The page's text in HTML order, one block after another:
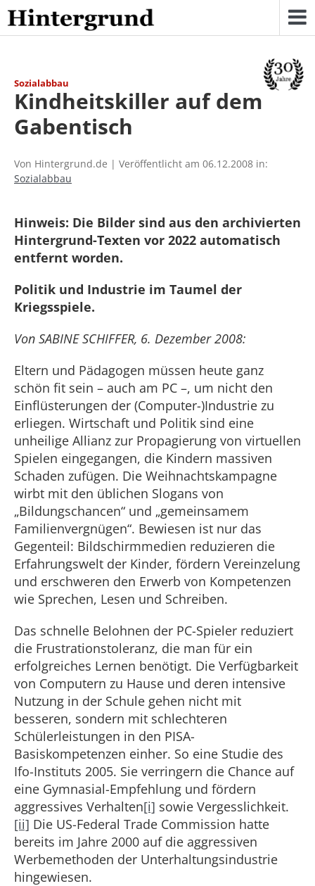
Skip
to
content
Sozialabbau
Kindheitskiller auf dem
Gabentisch
Von Hintergrund.de | Veröffentlicht am 06.12.2008 in:
Sozialabbau
Hinweis: Die Bilder sind aus den archivierten
Hintergrund-Texten vor 2022 automatisch
entfernt worden.
Politik und Industrie im Taumel der
Kriegsspiele.
Von SABINE SCHIFFER, 6. Dezember 2008:
Eltern und Pädagogen müssen heute ganz
schön fit sein – auch am PC –, um nicht den
Einflüsterungen der (Computer-)Industrie zu
erliegen. Wirtschaft und Politik sind eine
unheilige Allianz zur Propagierung von virtuellen
Spielen eingegangen, die Kindern massiven
Schaden zufügen. Die Weihnachtskampagne
wirbt mit den üblichen Slogans von
„Bildungschancen“ und „gemeinsamem
Familienvergnügen“. Bewiesen ist nur das
Gegenteil: Bildschirmmedien reduzieren die
Erfahrungswelt der Kinder, fördern Vereinzelung
und erschweren den Erwerb von Kompetenzen
wie Sprechen, Lesen und Schreiben.
Das schnelle Belohnen der PC-Spieler reduziert
die Frustrationstoleranz, die man für ein
erfolgreiches Lernen benötigt. Die Verfügbarkeit
von Computern zu Hause und deren intensive
Nutzung in der Schule gehen nicht mit
besseren, sondern mit schlechteren
Schülerleistungen in den PISA-
Basiskompetenzen einher. So eine Studie des
Ifo-Instituts 2005. Sie verringern die Chance auf
eine Gymnasial-Empfehlung und fördern
aggressives Verhalten[i] sowie Vergesslichkeit.
[ii] Die US-Federal Trade Commission hatte
bereits im Jahre 2000 auf die aggressiven
Werbemethoden der Unterhaltungsindustrie
hingewiesen.